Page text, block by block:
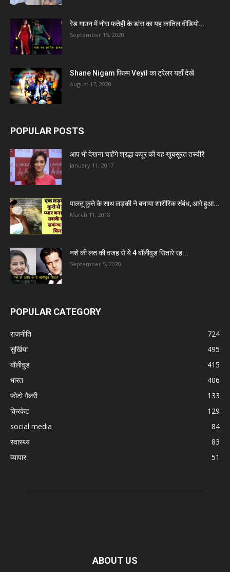
रेड गाउन में नोरा फतेही के डांस का यह कातिल वीडियो...
September 15, 2020
Shane Nigam फिल्म Veyil का ट्रेलर यहाँ देखें
August 17, 2020
POPULAR POSTS
आप भी देखना चाहेंगे श्रद्धा कपूर की यह खूबसूरत तस्वीरें
January 11, 2017
पालतू कुत्ते के साथ लड़की ने बनाया शारीरिक संबंध, आगे हुआ...
March 11, 2018
नशे की लत की वजह से ये 4 बॉलीवुड सितारे रह...
September 5, 2020
POPULAR CATEGORY
राजनीति
724
सुर्खिया
495
बॉलीवुड
415
भारत
406
फोटो गैलरी
133
क्रिकेट
129
social media
84
स्वास्थ्य
83
व्यापार
51
ABOUT US